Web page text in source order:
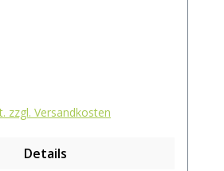
(Papaya, Zucker),
(Mango, Zucker),
Mandarinenscheiben,
Zubereitung: ca. 20g
zzgl. Versandkosten
Details